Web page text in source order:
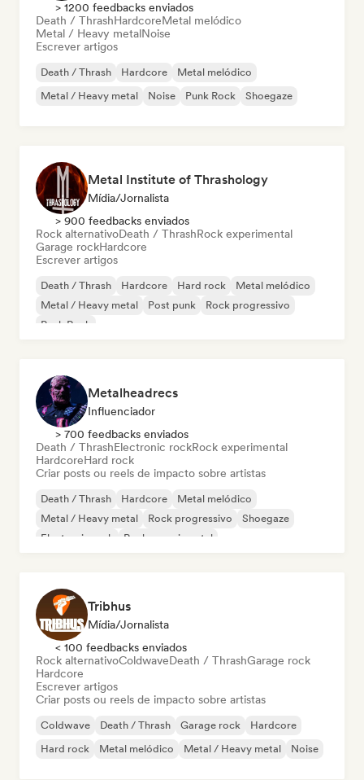
> 1200 feedbacks enviados
Death / ThrashHardcoreMetal melódico
Metal / Heavy metalNoise
Escrever artigos
Death / Thrash Hardcore
Metal melódico
Metal / Heavy metal
Noise Punk Rock Shoegaze
Metal Institute of Thrashology
Mídia/Jornalista
> 900 feedbacks enviados
Rock alternativoDeath / ThrashRock experimental
Garage rockHardcore
Escrever artigos
Death / Thrash Hardcore Hard rock
Metal melódico
Metal / Heavy metal
Post punk
Rock progressivo
Punk Rock
Metalheadrecs
Influenciador
> 700 feedbacks enviados
Death / ThrashElectronic rockRock experimental
HardcoreHard rock
Criar posts ou reels de impacto sobre artistas
Death / Thrash Hardcore
Metal melódico
Metal / Heavy metal
Rock progressivo
Shoegaze
Electronic rock
Rock experimental
Tribhus
Mídia/Jornalista
< 100 feedbacks enviados
Rock alternativoColdwaveDeath / ThrashGarage rock
Hardcore
Escrever artigos
Criar posts ou reels de impacto sobre artistas
Coldwave Death / Thrash Garage rock
Hardcore
Hard rock
Metal melódico Metal / Heavy metal Noise